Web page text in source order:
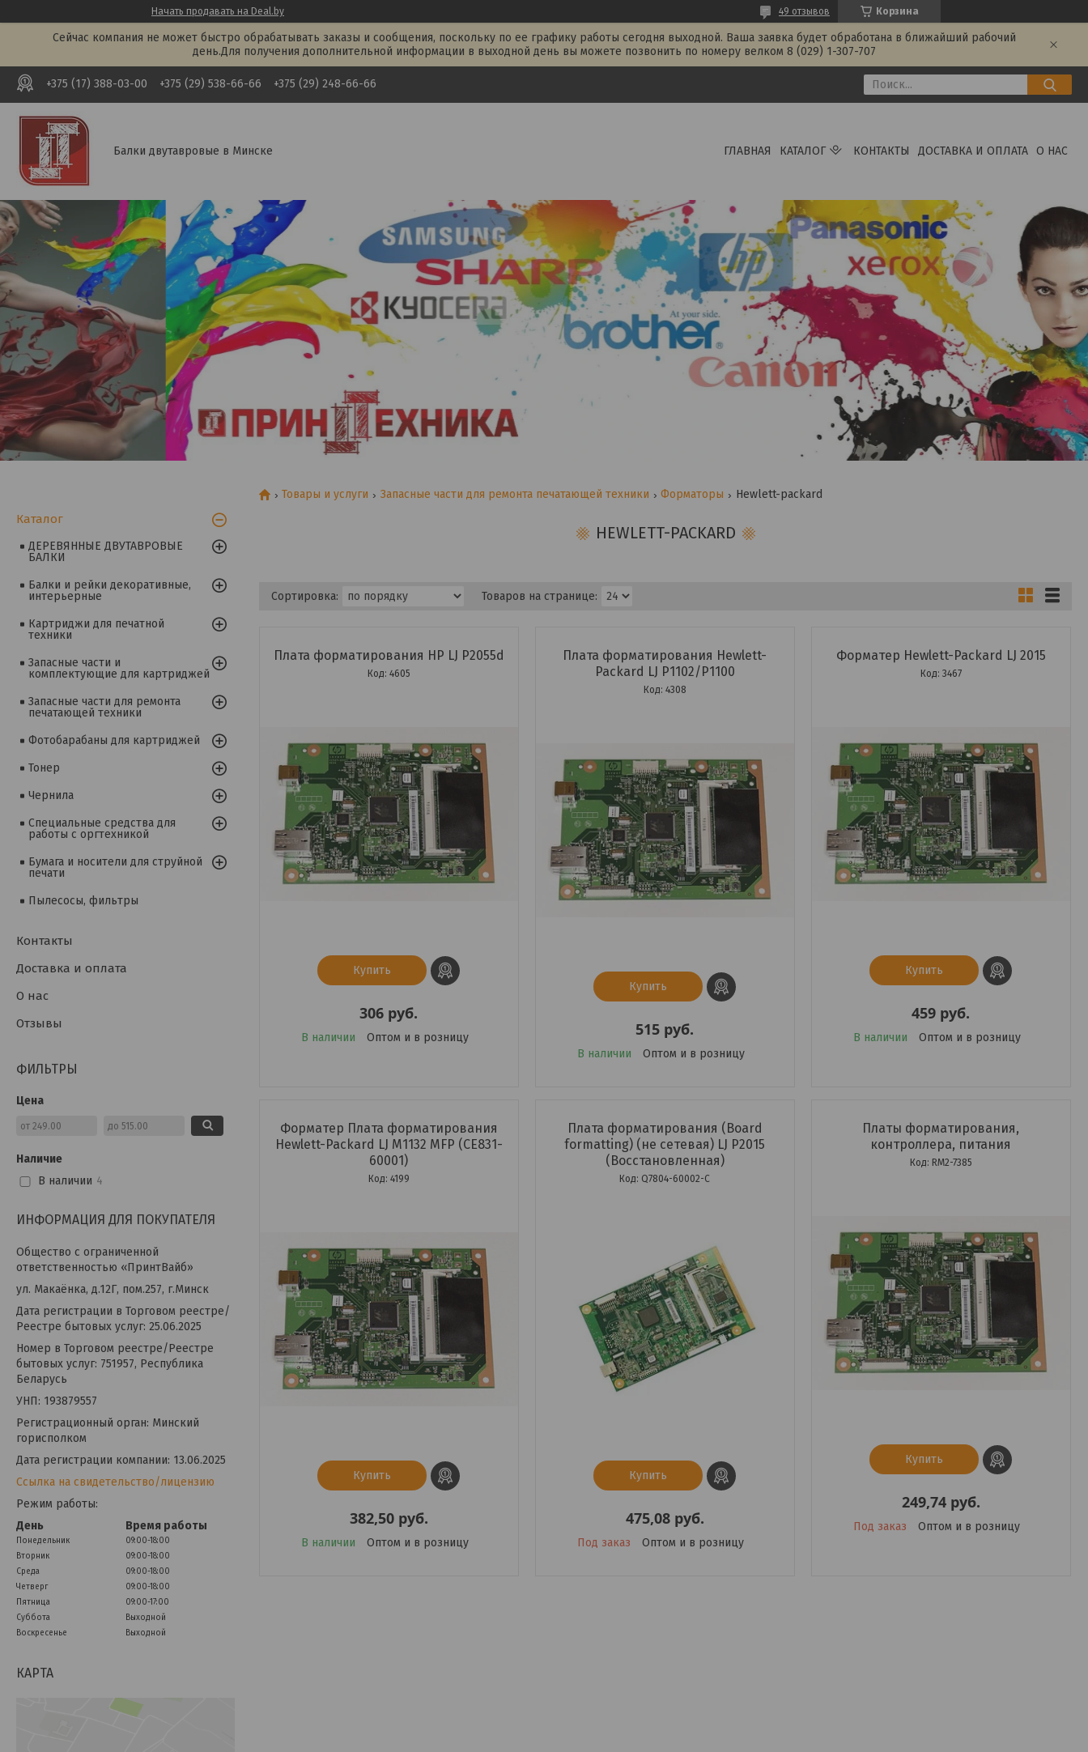
Начать продавать на Deal.by Корзина
49 отзывов
Сейчас компания не может быстро обрабатывать заказы и сообщения, поскольку по ее графику работы сегодня выходной. Ваша заявка будет обработана в ближайший рабочий
день.Для получения дополнительной информации в выходной день вы можете позвонить по номеру велком 8 (029) 1-307-707
+375 (17) 388-03-00 +375 (29) 538-66-66 +375 (29) 248-66-66
Балки двутавровые в Минске ГЛАВНАЯ КАТАЛОГ КОНТАКТЫ ДОСТАВКА И ОПЛАТА О НАС
Товары и услуги Запасные части для ремонта печатающей техники Форматоры Hewlett-packard
HEWLETT-PACKARD
Плата форматирования HP LJ P2055d
4605
Купить
306 руб.
В наличии Оптом и в розницу
Плата форматирования Hewlett-
Packard LJ P1102/P1100
4308
Купить
515 руб.
В наличии Оптом и в розницу
Форматер Hewlett-Packard LJ 2015
3467
Купить
459 руб.
В наличии Оптом и в розницу
Форматер Плата форматирования
Hewlett-Packard LJ M1132 MFP (CE831-
60001)
4199
Купить
382,50 руб.
В наличии Оптом и в розницу
Плата форматирования (Board
formatting) (не сетевая) LJ P2015
(Восстановленная)
Q7804-60002-C
Купить
475,08 руб.
Под заказ Оптом и в розницу
Платы форматирования,
контроллера, питания
RM2-7385
Купить
249,74 руб.
Под заказ Оптом и в розницу
Каталог
ДЕРЕВЯННЫЕ ДВУТАВРОВЫЕ
БАЛКИ
Балки и рейки декоративные,
интерьерные
Картриджи для печатной
техники
Запасные части и
комплектующие для картриджей
Запасные части для ремонта
печатающей техники
Фотобарабаны для картриджей
Тонер
Чернила
Специальные средства для
работы с оргтехникой
Бумага и носители для струйной
печати
Пылесосы, фильтры
Контакты
Доставка и оплата
О нас
Отзывы
ФИЛЬТРЫ
Цена
Наличие
В наличии 4
ИНФОРМАЦИЯ ДЛЯ ПОКУПАТЕЛЯ
Общество с ограниченной
ответственностью «ПринтВайб»
ул. Макаёнка, д.12Г, пом.257, г.Минск
Дата регистрации в Торговом реестре/
Реестре бытовых услуг: 25.06.2025
Номер в Торговом реестре/Реестре
бытовых услуг: 751957, Республика
Беларусь
УНП: 193879557
Регистрационный орган: Минский
горисполком
Дата регистрации компании: 13.06.2025
Ссылка на свидетельство/лицензию
Режим работы:
День
Время работы
Понедельник
09:00-18:00
Вторник
09:00-18:00
Среда
09:00-18:00
Четверг
09:00-18:00
Пятница
09:00-17:00
Суббота
Выходной
Воскресенье
Выходной
КАРТА